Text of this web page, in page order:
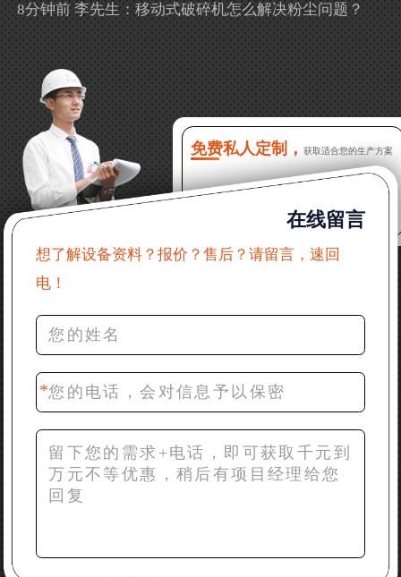
8分钟前 李先生：移动式破碎机怎么解决粉尘问题？
吗？
16分钟前 程先生：破碎生产线出个方案及报价，有什
么售后服务？
22分钟前 郑女士：想了解时产500吨锤破，加工石灰石
31分钟前 吴先生：成套石头破碎设备有吗？给个详细
产品资料
36分钟前 罗先生：每小时100吨左右的鄂破和反击破，
42分钟前 梁先生：膨润土磨到200目，用什么磨粉设
备？
免费私人定制， 获取适合您的生产方案
在线留言
想了解设备资料？报价？售后？请留言，速回
电！